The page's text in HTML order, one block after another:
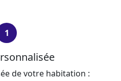
1
de votre habitation :